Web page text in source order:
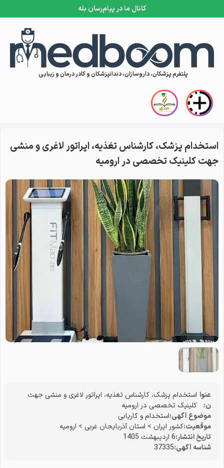
کانال ما در پیام‌رسان بله
Skip to content
پلتفرم پزشکان، داروسازان، دندانپزشکان و کادر درمان و زیبایی
استخدام پزشک، کارشناس تغذیه، اپراتور لاغری و منشی
جهت کلینیک تخصصی در ارومیه
عنوا
ن:
استخدام پزشک، کارشناس تغذیه، اپراتور لاغری و منشی جهت
کلینیک تخصصی در ارومیه
موضوع آگهی:استخدام و کاریابی
موقعیت:کشور ایران > استان آذربایجان غربی > ارومیه
تاریخ انتشار:6 اردیبهشت 1405
شناسه آگهی:37335